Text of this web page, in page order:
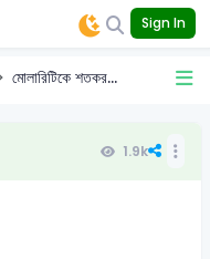
Sign In
মোলারিটিকে শতকর...
1.9k